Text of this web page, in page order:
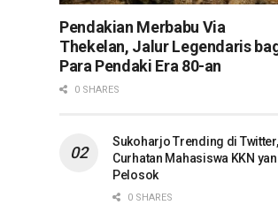
Pendakian Merbabu Via
Thekelan, Jalur Legendaris
Para Pendaki Era 80-an
0 SHARES
Sukoharjo Trending di
Curhatan Mahasiswa KKN
Pelosok
0 SHARES